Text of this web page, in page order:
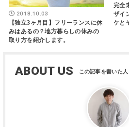
2018.10.03
【独立3ヶ月目】フリーランスに休
みはあるの？地方暮らしの休みの
取り方を紹介します。
完全
ザイ
ケと
ABOUT US